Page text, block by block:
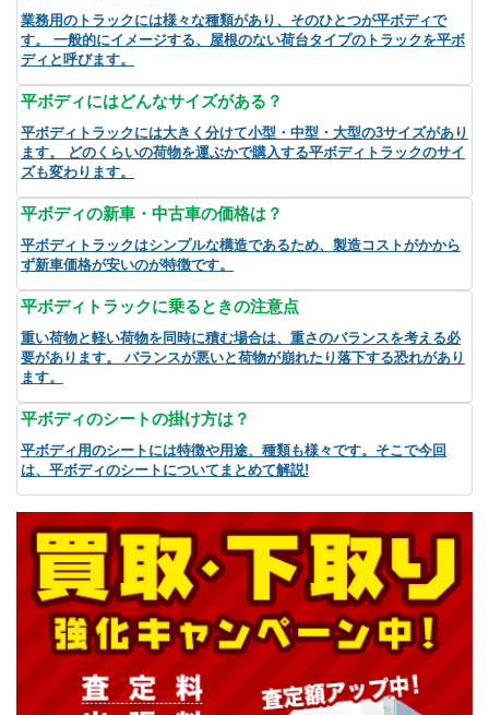
業務用のトラックには様々な種類があり、そのひとつが平ボディで
す。 一般的にイメージする、屋根のない荷台タイプのトラックを平ボ
ディと呼びます。
平ボディにはどんなサイズがある？
平ボディトラックには大きく分けて小型・中型・大型の3サイズがあり
ます。 どのくらいの荷物を運ぶかで購入する平ボディトラックのサイ
ズも変わります。
平ボディの新車・中古車の価格は？
平ボディトラックはシンプルな構造であるため、製造コストがかから
ず新車価格が安いのが特徴です。
平ボディトラックに乗るときの注意点
重い荷物と軽い荷物を同時に積む場合は、重さのバランスを考える必
要があります。 バランスが悪いと荷物が崩れたり落下する恐れがあり
ます。
平ボディのシートの掛け方は？
平ボディ用のシートには特徴や用途、種類も様々です。そこで今回
は、平ボディのシートについてまとめて解説!